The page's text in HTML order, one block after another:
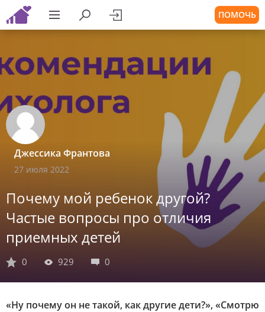
ПОМОЧЬ
Джессика Франтова
27 июля 2022
Почему мой ребенок другой?
Частые вопросы про отличия
приемных детей
0 929 0
«Ну почему он не такой, как другие дети?», «Смотрю